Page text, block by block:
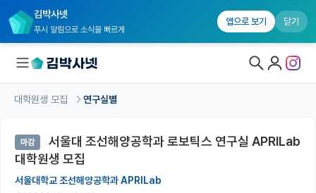
김박사넷
푸시 알림으로 소식을 빠르게
앱으로 보기 닫기
대학원생 모집 홈
기관별 모집 정보
대학원생 모집 연구실별
마감
서울대 조선해양공학과 로보틱스 연구실 APRILab
대학원생 모집
서울대학교 조선해양공학과 APRILab